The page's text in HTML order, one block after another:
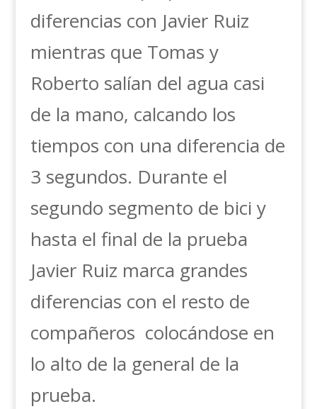
diferencias con Javier Ruiz
mientras que Tomas y
Roberto salían del agua casi
de la mano, calcando los
tiempos con una diferencia de
3 segundos. Durante el
segundo segmento de bici y
hasta el final de la prueba
Javier Ruiz marca grandes
diferencias con el resto de
compañeros colocándose en
lo alto de la general de la
prueba.